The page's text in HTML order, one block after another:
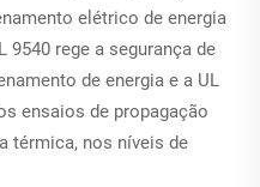
elétrico de energia
9540 rege a segurança de
de energia e a UL
ensaios de propagação
térmica, nos níveis de